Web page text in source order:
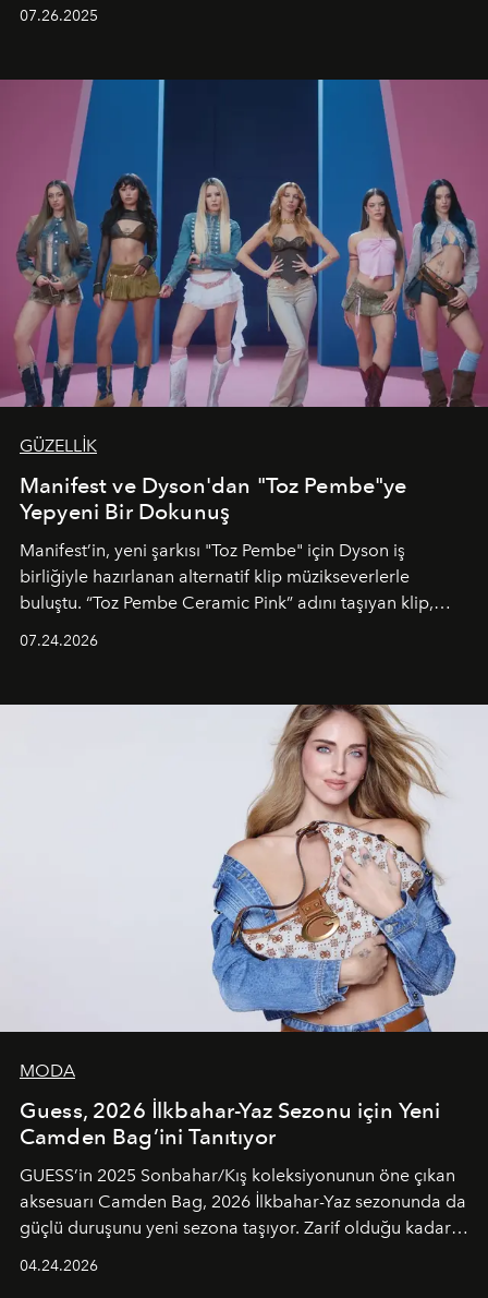
07.26.2025
GÜZELLİK
Manifest ve Dyson'dan "Toz Pembe"ye
Yepyeni Bir Dokunuş
Manifest’in, yeni şarkısı "Toz Pembe" için Dyson iş
birliğiyle hazırlanan alternatif klip müzikseverlerle
buluştu. “Toz Pembe Ceramic Pink” adını taşıyan klip,
unsurlarından biri olarak öne çıkıyor.
07.24.2026
MODA
Guess, 2026 İlkbahar-Yaz Sezonu için Yeni
Camden Bag’ini Tanıtıyor
GUESS’in 2025 Sonbahar/Kış koleksiyonunun öne çıkan
aksesuarı Camden Bag, 2026 İlkbahar-Yaz sezonunda da
güçlü duruşunu yeni sezona taşıyor. Zarif olduğu kadar
04.24.2026